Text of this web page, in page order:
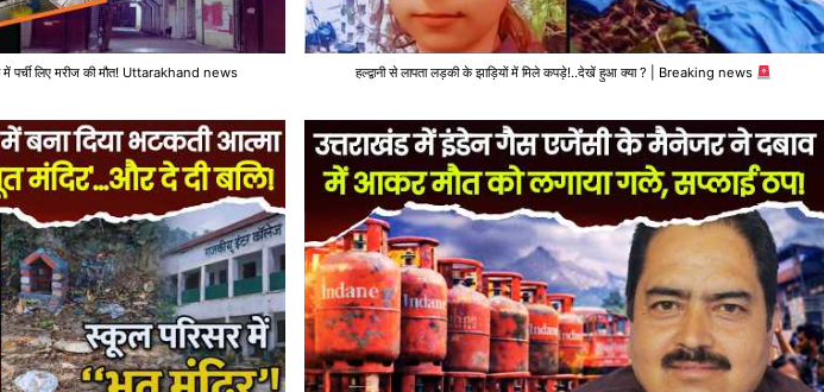
में पर्ची लिए मरीज की मौत! Uttarakhand news हल्द्वानी से लापता लड़की के झाड़ियों में मिले कपड़े!..देखें हुआ क्या ? | Breaking news